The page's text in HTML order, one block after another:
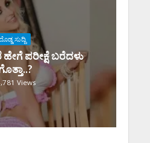
ಸುದ್ದಿ
ಹೇಗೆ ಪರೀಕ್ಷೆ ಬರೆದಳು
Views